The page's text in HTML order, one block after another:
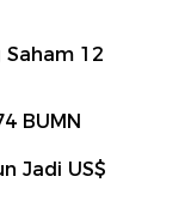
Saham 12
BUMN
Jadi US$